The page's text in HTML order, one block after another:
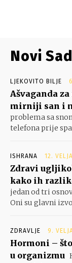
Novi
LJEKOVITO BILJE
Ašvaganda
mirniji san i
problema sa
telefona prije
ISHRANA 12.
Zdravi
kako ih
jedan od tri
Oni su glavni
ZDRAVLJE 9.
Hormoni –
u organizmu